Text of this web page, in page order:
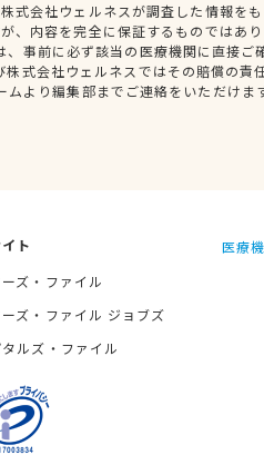
式会社ウェルネスが調査した情報を
、内容を完全に保証するものではあ
事前に必ず該当の医療機関に直接ご
式会社ウェルネスではその賠償の責
より編集部までご連絡をいただけま
ト
ーズ・ファイル
ーズ・ファイル ジョブズ
ルズ・ファイル
医療